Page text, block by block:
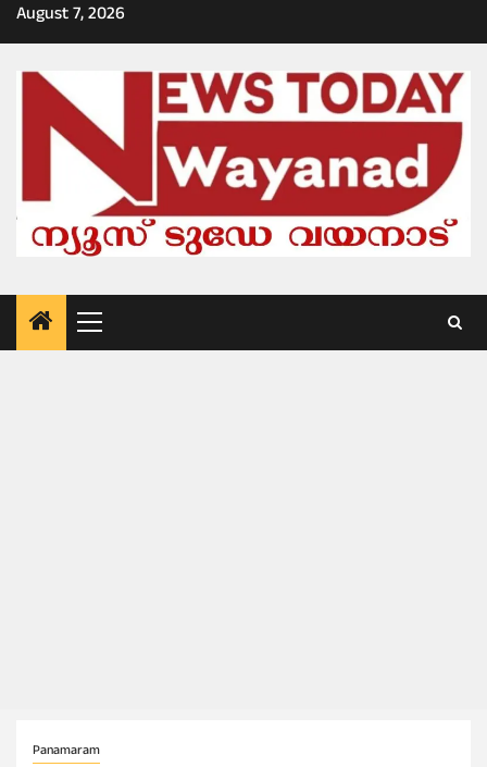
Skip
to
August 7, 2026
Primary
Menu
Panamaram